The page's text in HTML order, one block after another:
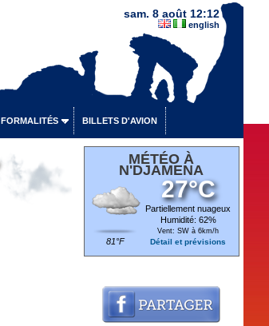
sam. 8 août 12:12
english
FORMALITÉS BILLETS D'AVION
MÉTÉO À
N'DJAMENA
81°F
27°C
Partiellement nuageux
Humidité: 62%
Vent: SW à 6km/h
Détail et prévisions